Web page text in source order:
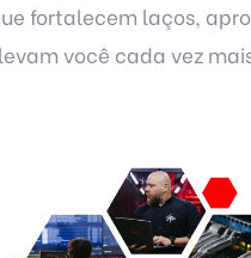
fortalecem laços,
você cada vez